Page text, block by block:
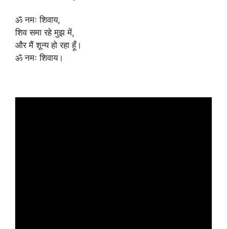
ॐ नमः शिवाय,
शिव समा रहे मुझ में,
और मैं शून्य हो रहा हूँ।
ॐ नमः शिवाय।